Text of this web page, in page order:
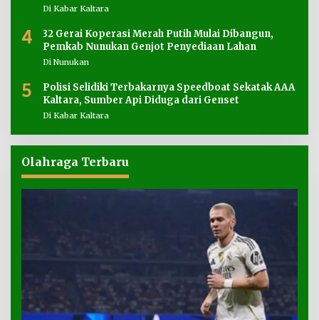
Di Kabar Kaltara
4
32 Gerai Koperasi Merah Putih Mulai Dibangun,
Pemkab Nunukan Genjot Penyediaan Lahan
Di Nunukan
5
Polisi Selidiki Terbakarnya Speedboat Sekatak AAA
Kaltara, Sumber Api Diduga dari Genset
Di Kabar Kaltara
Olahraga Terbaru